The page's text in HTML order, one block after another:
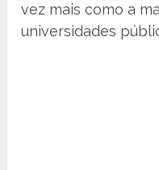
vez mais como a
universidades